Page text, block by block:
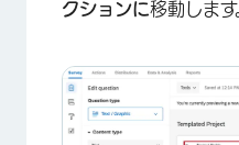
クションに移動します